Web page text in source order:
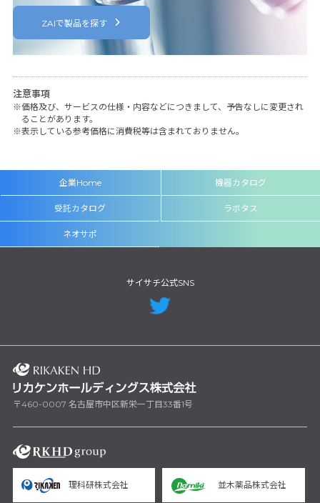
ZAIで製品を探す
注意事項
価格及び、サービスの仕様・内容などにつきまして、予告なしに変更され
ることがあります。
表示している参考価格に消費税等は含まれておりません。
企業Home 機器カタログ
受託カタログ ラボタス
ネオサポ
サイサチ公式SNS
〒460-0007 名古屋市中区新栄一丁目33番1号
理科研株式会社 並木薬品株式会社